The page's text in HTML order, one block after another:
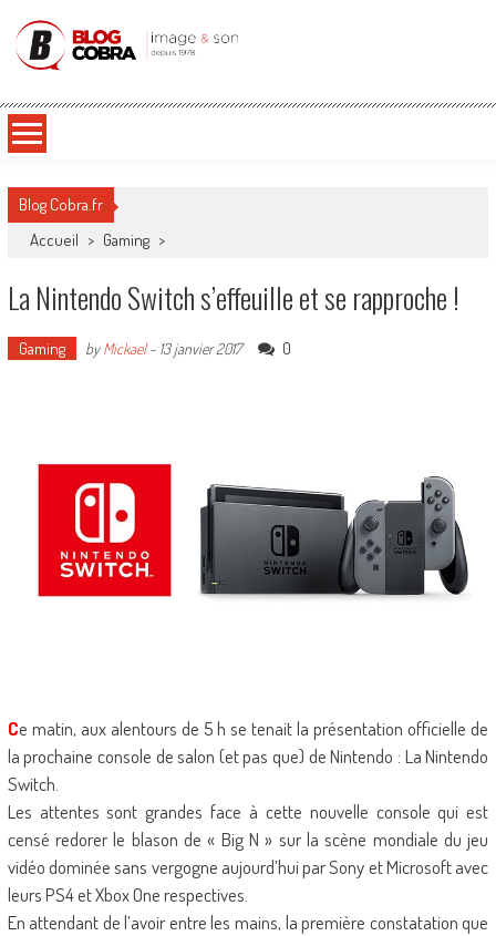
Blog Cobra
Blog Cobra.fr
Accueil > Gaming >
La Nintendo Switch s’effeuille et se rapproche !
Gaming byMickael- 13 janvier 2017 0
Ce matin, aux alentours de 5 h se tenait la présentation officielle de
la prochaine console de salon (et pas que) de Nintendo : La Nintendo
Switch.
Les attentes sont grandes face à cette nouvelle console qui est
censé redorer le blason de « Big N » sur la scène mondiale du jeu
vidéo dominée sans vergogne aujourd’hui par Sony et Microsoft avec
leurs PS4 et Xbox One respectives.
En attendant de l’avoir entre les mains, la première constatation que